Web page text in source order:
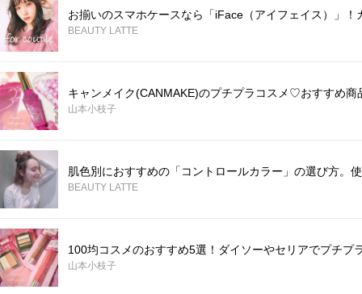
お揃いのスマホケースなら「iFace（アイフェイス）」
BEAUTY LATTE
キャンメイク(CANMAKE)のプチプラコスメ♡おすすめ商
山本小枝子
肌色別におすすめの「コントロールカラー」の選び方。
BEAUTY LATTE
100均コスメのおすすめ5選！ダイソーやセリアでプチプ
山本小枝子